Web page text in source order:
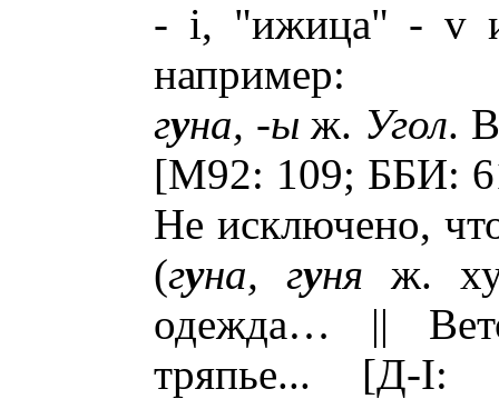
- i, "ижица" - v
например:
гуна, -ы ж. Угол.
[М92: 109; ББИ:
Не исключено,
(гуна, гуня ж.
одежда… ||
тряпье... [Д-I: